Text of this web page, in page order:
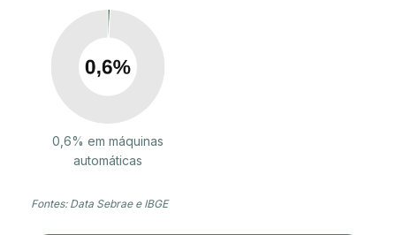
0,6% em máquinas
automáticas
Fontes: Data Sebrae e IBGE